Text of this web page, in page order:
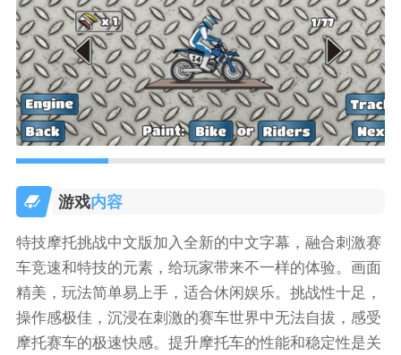
游戏内容
特技摩托挑战中文版加入全新的中文字幕，融合刺激赛
车竞速和特技的元素，给玩家带来不一样的体验。画面
精美，玩法简单易上手，适合休闲娱乐。挑战性十足，
操作感极佳，沉浸在刺激的赛车世界中无法自拔，感受
摩托赛车的极速快感。提升摩托车的性能和稳定性是关